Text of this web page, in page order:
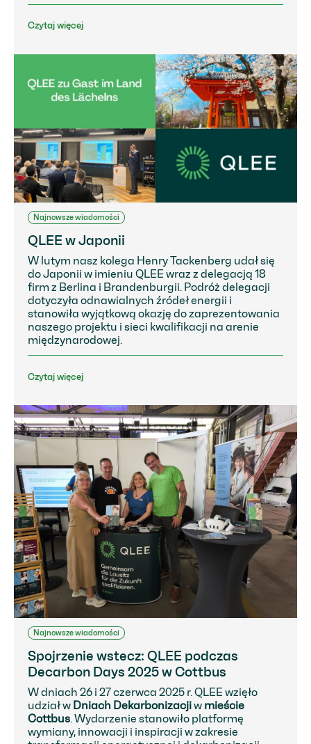
Czytaj więcej
Najnowsze wiadomości
QLEE w Japonii
W lutym nasz kolega Henry Tackenberg udał się
do Japonii w imieniu QLEE wraz z delegacją 18
firm z Berlina i Brandenburgii. Podróż delegacji
dotyczyła odnawialnych źródeł energii i
stanowiła wyjątkową okazję do zaprezentowania
naszego projektu i sieci kwalifikacji na arenie
międzynarodowej.
Czytaj więcej
Najnowsze wiadomości
Spojrzenie wstecz: QLEE podczas
Decarbon Days 2025 w Cottbus
W dniach 26 i 27 czerwca 2025 r. QLEE wzięło
udział w Dniach Dekarbonizacjiw mieście
Cottbus. Wydarzenie stanowiło platformę
wymiany, innowacji i inspiracji w zakresie